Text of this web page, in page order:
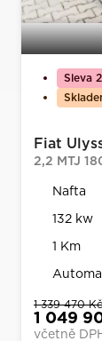
Sleva
Fiat
2,2 MTJ
Nafta
132 kw
1 Km
1 339 470 Kč
1 049
včetně